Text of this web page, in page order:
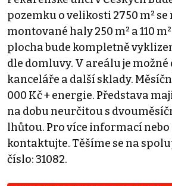
pozemku o velikosti 2750 m² se
montované haly 250 m² a 110
plocha bude kompletně
dle domluvy. V areálu je
kanceláře a další sklady.
000 Kč + energie. Představa
na dobu neurčitou s
lhůtou. Pro více informací
kontaktujte. Těšíme se na
číslo: 31082.